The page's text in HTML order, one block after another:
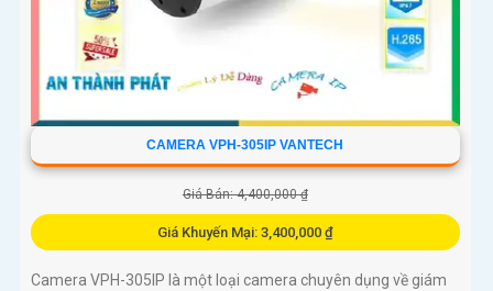
CAMERA VPH-305IP VANTECH
Giá Bán: 4,400,000 ₫
Giá Khuyến Mại: 3,400,000 ₫
Camera VPH-305IP là một loại camera chuyên dụng về giám